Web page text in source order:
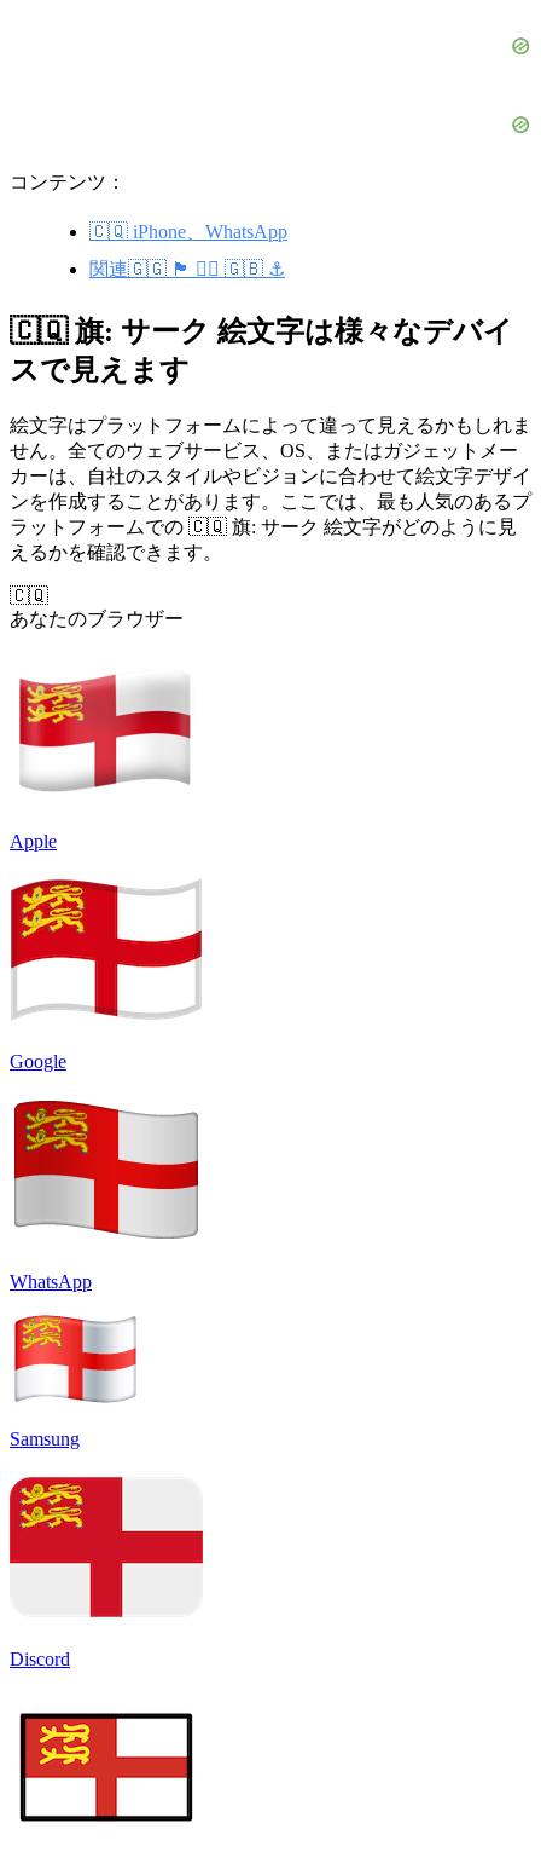
コンテンツ：
🇨🇶 iPhone、WhatsApp
関連🇬🇬 🏴󠁧󠁢󠁥󠁮󠁧󠁿 🏴‍☠️ 🇬🇧 ⚓
🇨🇶 旗: サーク 絵文字は様々なデバイ
スで見えます
絵文字はプラットフォームによって違って見えるかもしれま
せん。全てのウェブサービス、OS、またはガジェットメー
カーは、自社のスタイルやビジョンに合わせて絵文字デザイ
ンを作成することがあります。ここでは、最も人気のあるプ
ラットフォームでの 🇨🇶 旗: サーク 絵文字がどのように見
えるかを確認できます。
🇨🇶
あなたのブラウザー
Apple
Google
WhatsApp
Samsung
Discord